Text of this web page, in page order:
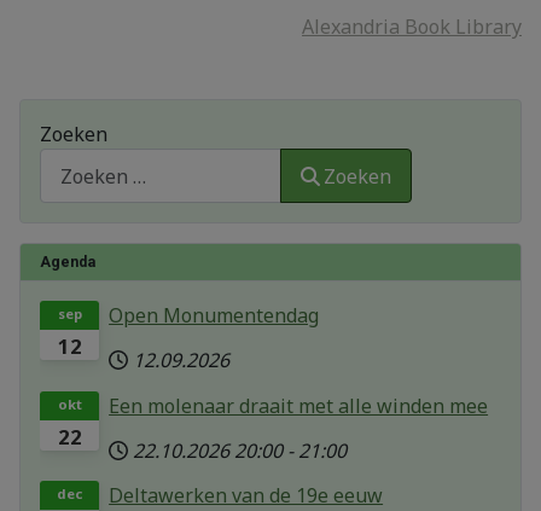
Alexandria Book Library
Zoeken
Zoeken
Agenda
12
sep
Open Monumentendag
12.09.2026
22
okt
Een molenaar draait met alle winden mee
22.10.2026 20:00 - 21:00
dec
Deltawerken van de 19e eeuw